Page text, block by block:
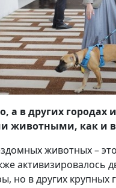
а в других
животными, как и в
животных –
но в других крупных